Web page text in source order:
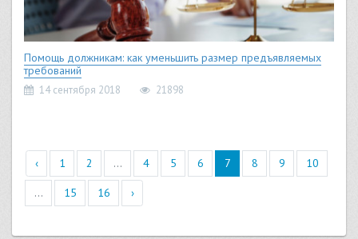
Помощь должникам: как уменьшить размер предъявляемых
требований
14 сентября 2018 21898
‹ 1 2 ... 4 5 6 7 8 9 10
... 15 16 ›